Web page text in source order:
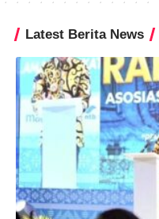
Latest Berita News